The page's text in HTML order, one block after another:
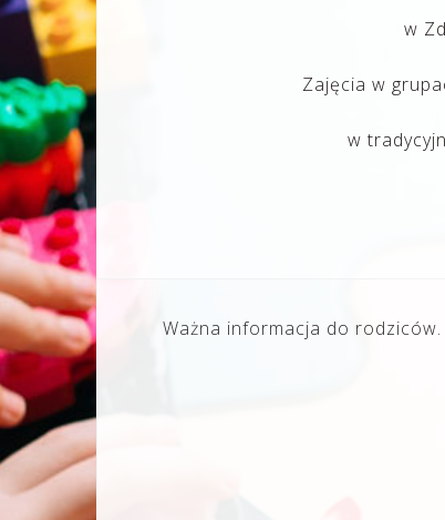
w
Zajęcia w
w
Nawigacja
Ważna informacja do rodziców.